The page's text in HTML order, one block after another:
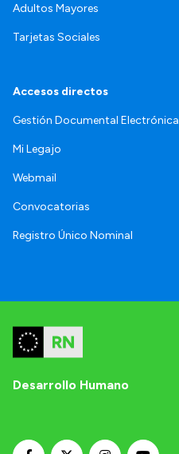
Adultos Mayores
Tarjetas Sociales
Accesos directos
Gestión Documental Electrónica
Mi Legajo
Webmail
Convocatorias
Registro Único Nominal
Desarrollo Humano